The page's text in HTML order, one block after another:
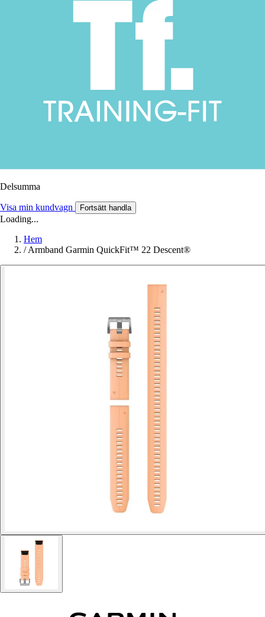
Delsumma
Visa min kundvagn Fortsätt handla
Loading...
Hem
/ Armband Garmin QuickFit™ 22 Descent®